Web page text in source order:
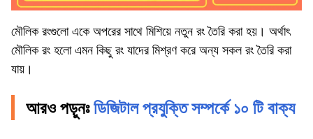
মৌলিক রংগুলো একে অপরের সাথে মিশিয়ে নতুন রং তৈরি করা হয়। অর্থাৎ
মৌলিক রং হলো এমন কিছু রং যাদের মিশ্রণ করে অন্য সকল রং তৈরি করা
যায়।
আরও পড়ুনঃডিজিটাল প্রযুক্তি সম্পর্কে ১০ টি বাক্য